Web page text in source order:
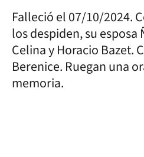
Falleció el 07/10/2024.
los despiden, su esposa
Celina y Horacio Bazet.
Berenice. Ruegan una
memoria.